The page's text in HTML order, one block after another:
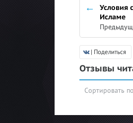
Условия
Исламе
| Поделиться
Отзывы
Сортировать по